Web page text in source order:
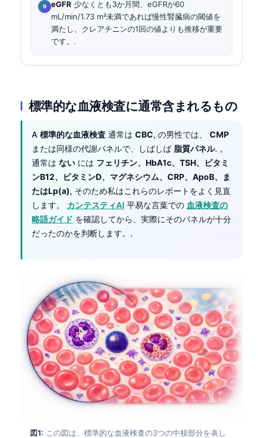
eGFR 少なくとも3か月間、eGFRが60
mL/min/1.73 m²未満であれば慢性腎臓病の閾値を
満たし、クレアチニンの1回の値よりも推移が重要
です。.
標準的な血液検査に通常含まれるもの
A 標準的な血液検査 通常は CBC, の男性では、 CMP
または同様の代謝パネルで、しばしば 脂質パネル. 。
通常は ない には フェリチン、HbA1c、TSH、ビタミ
ンB12、ビタミンD、マグネシウム、CRP、ApoB、ま
たはLp(a), そのため私はこれらのレポートをよく見直
します。 カンテスティAI 平易な言葉での 血液検査の
略語ガイド を確認してから、実際にそのパネルが十分
だったのかを判断します。.
図1: この図は、標準的な血液検査の3つの中核部分を表し